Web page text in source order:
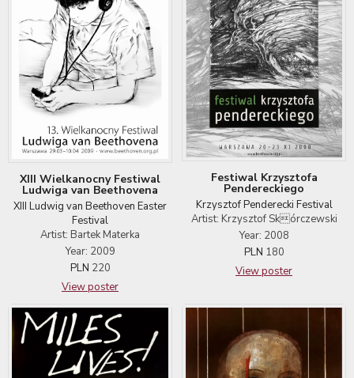
XIII Wielkanocny Festiwal
Ludwiga van Beethovena
XIII Ludwig van Beethoven Easter
Festival
Artist: Bartek Materka
Year: 2009
PLN 220
View poster
Festiwal Krzysztofa
Pendereckiego
Krzysztof Penderecki Festival
Artist: Krzysztof Skórczewski
Year: 2008
PLN 180
View poster